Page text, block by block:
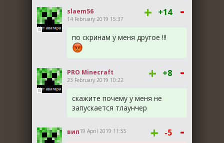
slaem56
14 February 2019 15:37 + +14 -
по скринам у меня другое !!!
PRO Minecraft
23 February 2019 10:22 + +8 -
скажите почему у меня не
запускается тлаунчер
вип19 April 2019 11:55 + -5 -